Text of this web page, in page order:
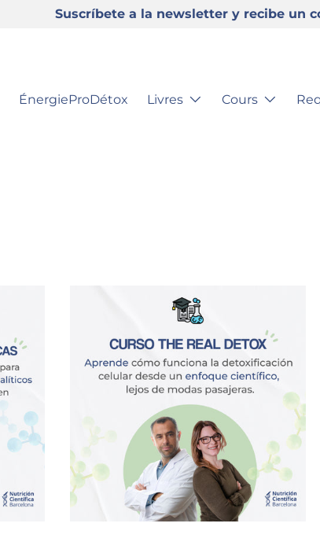
Suscríbete a la newsletter y recibe un
ÉnergieProDétox Livres Cours